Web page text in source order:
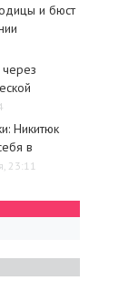
и бюст
через
Никитюк
в
23:11